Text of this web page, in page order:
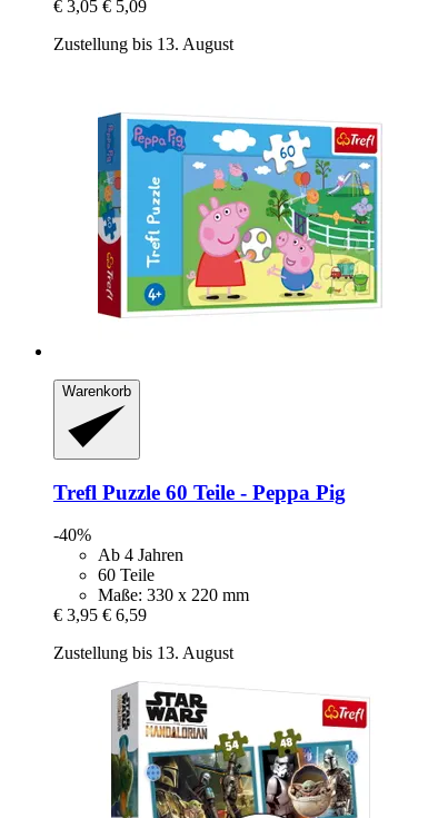
€ 3,05 € 5,09
Zustellung bis 13. August
Warenkorb
Trefl Puzzle 60 Teile -​ Peppa Pig
-40%
Ab 4 Jahren
60 Teile
Maße: 330 x 220 mm
€ 3,95 € 6,59
Zustellung bis 13. August